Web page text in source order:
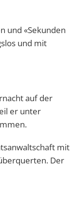
und «Sekunden
und mit
auf der
er unter
mit
Der